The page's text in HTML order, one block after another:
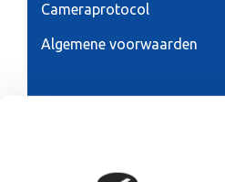
Cameraprotocol
Algemene voorwaarden